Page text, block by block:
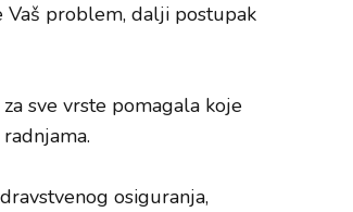
Vaš problem, dalji postupak
sve vrste pomagala koje
osiguranja,